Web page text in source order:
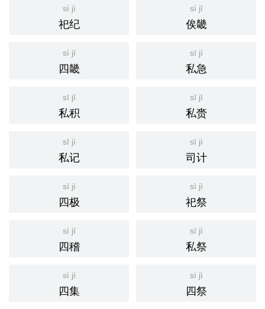
sì jì
祀纪
sì jī
俟畿
sì jī
四畿
sī jí
私急
sī jī
私积
sī jī
私赍
sī jì
私记
sī jì
司计
sì jí
四极
sì jì
祀祭
sì jī
四稽
sī jì
私祭
sì jí
四集
sì jì
四祭